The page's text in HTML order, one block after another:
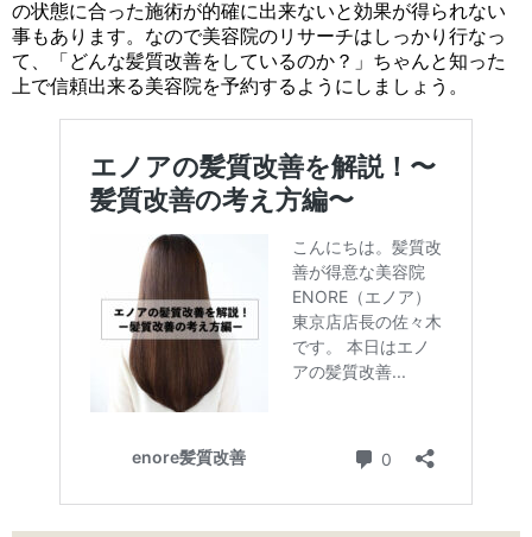
の状態に合った施術が的確に出来ないと効果が得られない
事もあります。なので美容院のリサーチはしっかり行なっ
て、「どんな髪質改善をしているのか？」ちゃんと知った
上で信頼出来る美容院を予約するようにしましょう。